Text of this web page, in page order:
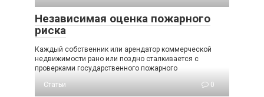
Независимая оценка пожарного
риска
Каждый собственник или арендатор коммерческой
недвижимости рано или поздно сталкивается с
проверками государственного пожарного
Статьи
0